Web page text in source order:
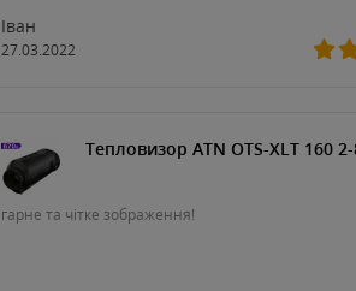
Іван
27.03.2022
Тепловизор ATN OTS-XLT 160 2-
гарне та чітке зображення!